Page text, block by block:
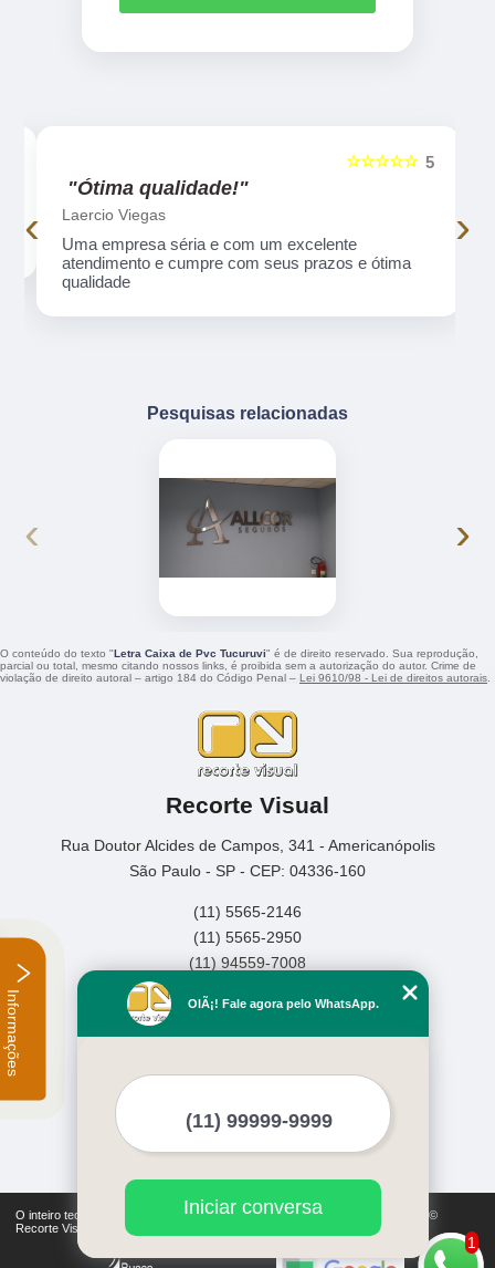
5
☆☆☆☆☆
"Ótima qualidade!"
Laercio Viegas
Uma empresa séria e com um excelente
atendimento e cumpre com seus prazos e ótima
qualidade
‹ ›
Pesquisas relacionadas
‹ ›
O conteúdo do texto "Letra Caixa de Pvc Tucuruvi" é de direito reservado. Sua reprodução,
parcial ou total, mesmo citando nossos links, é proibida sem a autorização do autor. Crime de
violação de direito autoral – artigo 184 do Código Penal – Lei 9610/98 - Lei de direitos autorais
Recorte Visual
Rua Doutor Alcides de Campos, 341 - Americanópolis
São Paulo - SP - CEP: 04336-160
(11) 5565-2146
(11) 5565-2950
(11) 94559-7008
Home
Serviços
Mapa do site
Mais Serviços
O inteiro teor deste site está sujeito à proteção de direitos autorais. Copyright©
Recorte Visual (Lei 9610 de 19/02/1998)
1
OlÃ¡! Fale agora pelo WhatsApp.
Iniciar conversa
Informações